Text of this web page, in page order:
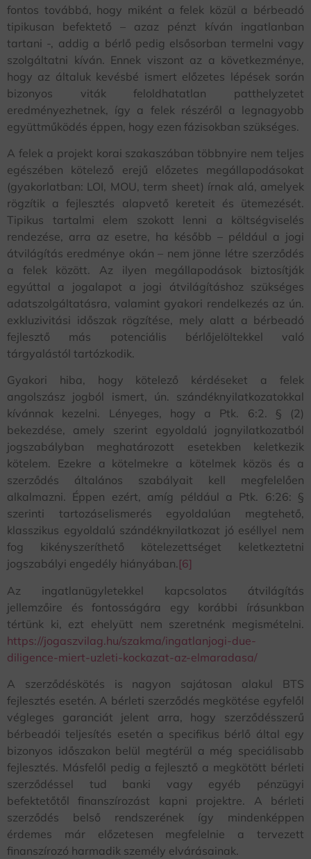
fontos továbbá, hogy miként a felek közül a bérbeadó
tipikusan befektető – azaz pénzt kíván ingatlanban
tartani -, addig a bérlő pedig elsősorban termelni vagy
szolgáltatni kíván. Ennek viszont az a következménye,
hogy az általuk kevésbé ismert előzetes lépések során
bizonyos viták feloldhatatlan patthelyzetet
eredményezhetnek, így a felek részéről a legnagyobb
együttműködés éppen, hogy ezen fázisokban szükséges.
A felek a projekt korai szakaszában többnyire nem teljes
egészében kötelező erejű előzetes megállapodásokat
(gyakorlatban: LOI, MOU, term sheet) írnak alá, amelyek
rögzítik a fejlesztés alapvető kereteit és ütemezését.
Tipikus tartalmi elem szokott lenni a költségviselés
rendezése, arra az esetre, ha később – például a jogi
átvilágítás eredménye okán – nem jönne létre szerződés
a felek között. Az ilyen megállapodások biztosítják
egyúttal a jogalapot a jogi átvilágításhoz szükséges
adatszolgáltatásra, valamint gyakori rendelkezés az ún.
exkluzivitási időszak rögzítése, mely alatt a bérbeadó
fejlesztő más potenciális bérlőjelöltekkel való
tárgyalástól tartózkodik.
Gyakori hiba, hogy kötelező kérdéseket a felek
angolszász jogból ismert, ún. szándéknyilatkozatokkal
kívánnak kezelni. Lényeges, hogy a Ptk. 6:2. § (2)
bekezdése, amely szerint egyoldalú jognyilatkozatból
jogszabályban meghatározott esetekben keletkezik
kötelem. Ezekre a kötelmekre a kötelmek közös és a
szerződés általános szabályait kell megfelelően
alkalmazni. Éppen ezért, amíg például a Ptk. 6:26: §
szerinti tartozáselismerés egyoldalúan megtehető,
klasszikus egyoldalú szándéknyilatkozat jó eséllyel nem
fog kikényszeríthető kötelezettséget keletkeztetni
jogszabályi engedély hiányában.[6]
Az ingatlanügyletekkel kapcsolatos átvilágítás
jellemzőire és fontosságára egy korábbi írásunkban
tértünk ki, ezt ehelyütt nem szeretnénk megismételni.
https://jogaszvilag.hu/szakma/ingatlanjogi-due-
diligence-miert-uzleti-kockazat-az-elmaradasa/
A szerződéskötés is nagyon sajátosan alakul BTS
fejlesztés esetén. A bérleti szerződés megkötése egyfelől
végleges garanciát jelent arra, hogy szerződésszerű
bérbeadói teljesítés esetén a specifikus bérlő által egy
bizonyos időszakon belül megtérül a még speciálisabb
fejlesztés. Másfelől pedig a fejlesztő a megkötött bérleti
szerződéssel tud banki vagy egyéb pénzügyi
befektetőtől finanszírozást kapni projektre. A bérleti
szerződés belső rendszerének így mindenképpen
érdemes már előzetesen megfelelnie a tervezett
finanszírozó harmadik személy elvárásainak.